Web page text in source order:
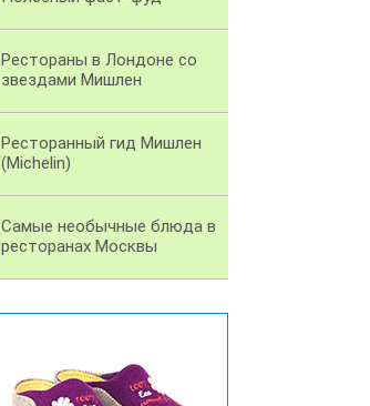
Рестораны в Лондоне со
звездами Мишлен
Ресторанный гид Мишлен
(Michelin)
Самые необычные блюда в
ресторанах Москвы